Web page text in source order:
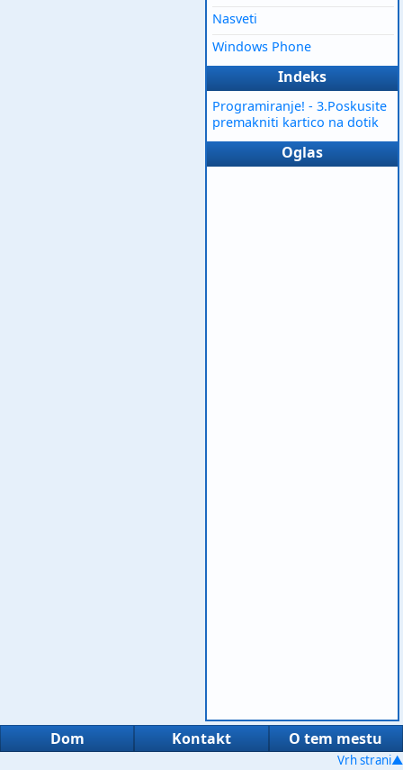
Nasveti
Windows Phone
Indeks
Programiranje! - 3.Poskusite
premakniti kartico na dotik
Oglas
Dom Kontakt O tem mestu
Vrh strani▲